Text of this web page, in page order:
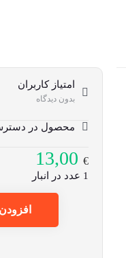
امتیاز کاربران
بدون دیدگاه
محصول در
13,00€
1 عدد در انبار